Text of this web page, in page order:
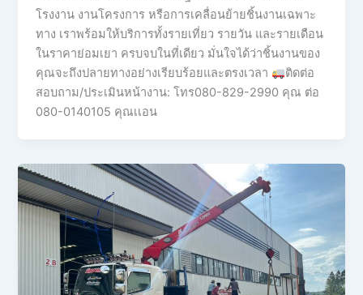
โรงงาน งานโครงการ หรือการเคลื่อนย้ายชิ้นงานเฉพาะ
ทาง เราพร้อมให้บริการทั้งรายเที่ยว รายวัน และรายเดือน
ในราคาย่อมเยา ครบจบในที่เดียว มั่นใจได้ว่าชิ้นงานของ
คุณจะถึงปลายทางอย่างเรียบร้อยและตรงเวลา
ติดต่อ
สอบถาม/ประเมินหน้างาน: โทร080-829-2990 คุณ ต่อ
080-0140105 คุณเเอน